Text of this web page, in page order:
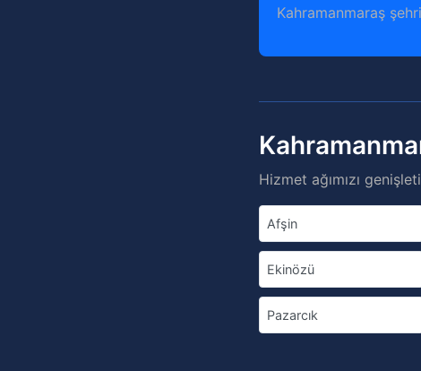
Kahramanmaraş
Hizmet ağımızı
Afşin
Ekinözü
Pazarcık